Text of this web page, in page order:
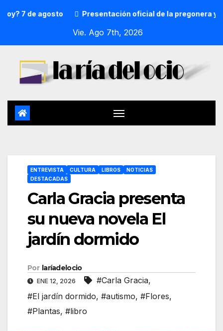
7 de agosto Presentación oficial de la pregonera y
Vie. Ago 7th, 2026
ENTREVISTA CULTURA LIBROS
NOTICIAS
DESTACADAS
Carla Gracia presenta
su nueva novela El
jardín dormido
Por laríadelocio
ENE 12, 2026 #Carla Gracia,
#El jardín dormido, #autismo, #Flores,
#Plantas, #libro